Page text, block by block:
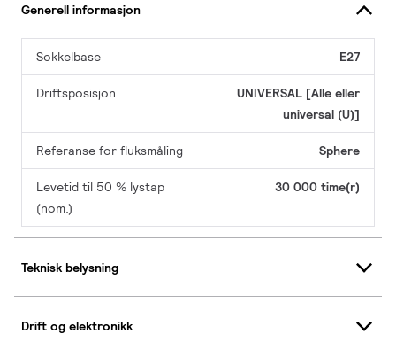
Generell informasjon
Sokkelbase E27
Driftsposisjon
UNIVERSAL [Alle eller
universal (U)]
Referanse for fluksmåling Sphere
Levetid til 50 % lystap
(nom.)
30 000 time(r)
Teknisk belysning
Drift og elektronikk